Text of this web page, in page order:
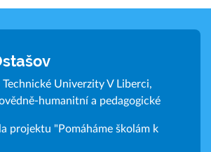
Technické Univerzity V Liberci,
humanitní a pedagogické
projektu "Pomáháme školám k